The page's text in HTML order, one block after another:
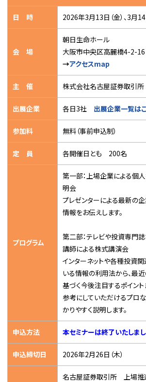
日 時 2026年3月13日（金）、3月14
会 場
朝日生命ホール
大阪市中央区高麗橋4-2-16
→アクセスmap
主 催 株式会社名古屋証券取引所
出展企業 各日3社 出展企業一覧は
参加料 無料（事前申込制）
定 員 各開催日とも 200名
プログラム
第一部：上場企業による個
明会
プレゼンターによる最新の
情報をお伝えします。
第二部：テレビや投資専門
講師による株式講演会
インターネットや各種投資
いる情報の利用法から、最
基づく今後注目するポイント
参考にしていただけるプロ
かりやすく説明します。
申込方法 本セミナーは終了いたしまし
申込締切日 2026年2月26日（木）
名古屋証券取引所 上場推